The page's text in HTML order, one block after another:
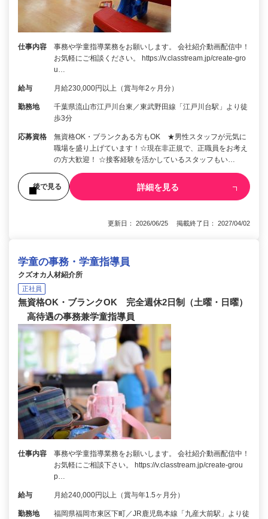
仕事内容
事務や学童指導業務をお願いします。 会社紹介動画配信中！
お気軽にご相談ください。 https://v.classtream.jp/create-gro
u…
給与 月給230,000円以上（賞与年2ヶ月分）
勤務地
千葉県流山市江戸川台東／東武野田線「江戸川台駅」より徒
歩3分
応募資格
無資格OK・ブランクある方もOK ★男性スタッフが元気に
職場を盛り上げています！☆現在非正規で、正職員をお考え
の方大歓迎！ ☆接客経験を活かしているスタッフもい…
後で見る 詳細を見る
更新日： 2026/06/25 掲載終了日： 2027/04/02
学童の事務・学童指導員
クズオカ人材紹介所
正社員
無資格OK・ブランクOK 完全週休2日制（土曜・日曜）
高待遇の事務兼学童指導員
仕事内容
事務や学童指導業務をお願いします。 会社紹介動画配信中！
お気軽にご相談下さい。 https://v.classtream.jp/create-grou
p…
給与 月給240,000円以上（賞与年1.5ヶ月分）
勤務地 福岡県福岡市東区下町／JR鹿児島本線「九産大前駅」より徒